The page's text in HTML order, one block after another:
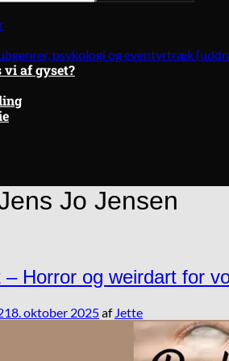
psykologi og eventyrtræk
af gyset?
Jo Jensen
– Horror og weirdart for
18. oktober 2025af Jette